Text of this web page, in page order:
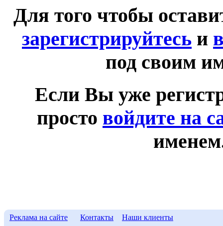
Для того чтобы
зарегистрируйтесь и
под своим
Если Вы уже
просто войдите на
Реклама на сайте Контакты Наши клиенты